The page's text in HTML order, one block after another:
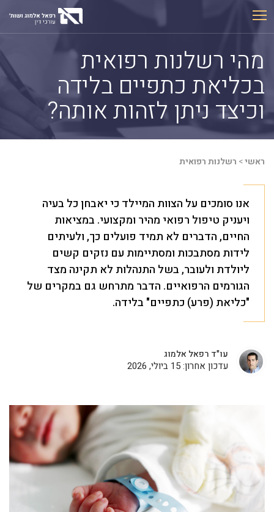
Skip
to
content
מהי רשלנות רפואית
בכליאת כתפיים בלידה
וכיצד ניתן לזהות אותה?
ראשי> רשלנות רפואית
אנו סומכים על הצוות המיילד כי יאבחן כל בעיה
ויעניק טיפול רפואי מהיר ומקצועי. במציאות
החיים, הדברים לא תמיד פועלים כך, ולעיתים
לידות מסתבכות ומסתיימות עם נזקים קשים
ליולדת ולעובר, בשל התנהלות לא תקינה מצד
הגורמים הרפואיים. הדבר מתרחש גם במקרים של
"כליאת (פרע) כתפיים" בלידה.
עו"ד רפאל אלמוג
עדכון אחרון: 15 ביולי, 2026